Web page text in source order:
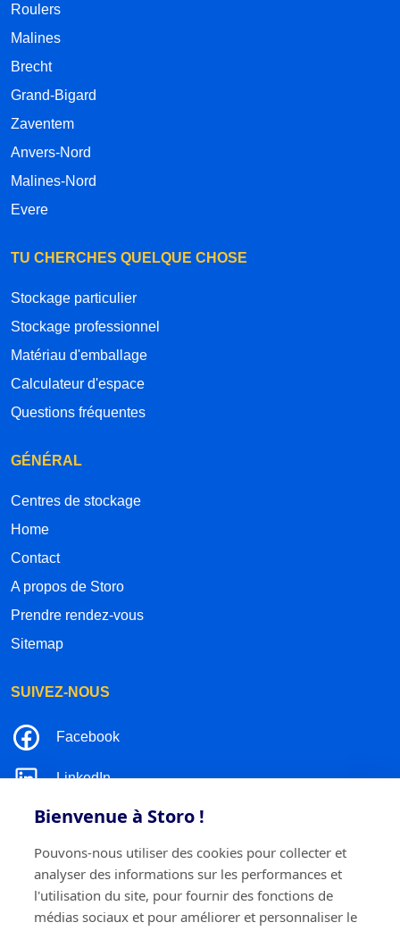
Bienvenue à Storo !
Pouvons-nous utiliser des cookies pour collecter et
analyser des informations sur les performances et
l'utilisation du site, pour fournir des fonctions de
médias sociaux et pour améliorer et personnaliser le
Roulers
Malines
Brecht
Grand-Bigard
Zaventem
Anvers-Nord
Malines-Nord
Evere
TU CHERCHES QUELQUE CHOSE
Stockage particulier
Stockage professionnel
Matériau d'emballage
Calculateur d'espace
Questions fréquentes
GÉNÉRAL
Centres de stockage
Home
Contact
A propos de Storo
Prendre rendez-vous
Sitemap
SUIVEZ-NOUS
Facebook
LinkedIn
Instagram
TikTok